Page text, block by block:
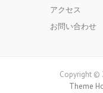
アクセス
お問い合わせ
Copyright ©
Theme